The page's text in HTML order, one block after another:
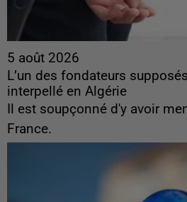
5 août 2026
L’un des fondateurs
interpellé en Algérie
Il est soupçonné d'y avoir
France.